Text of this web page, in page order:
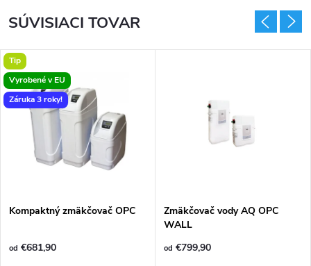
SÚVISIACI TOVAR
Tip
Vyrobené v EU
Záruka 3 roky!
Kompaktný zmäkčovač OPC
od €681,90
Zmäkčovač vody AQ OPC
WALL
od €799,90